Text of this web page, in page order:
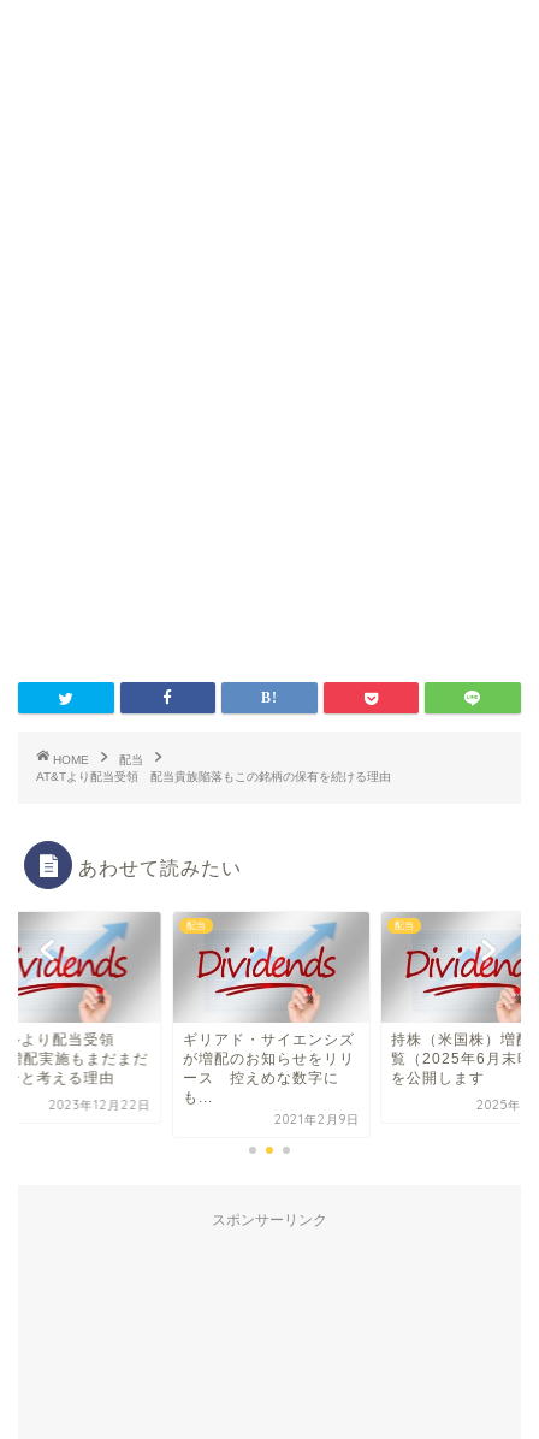
HOME
配当
AT&Tより配当受領 配当貴族陥落もこの銘柄の保有を続ける理由
あわせて読みたい
ルより配当受領
増配実施もまだまだ
分と考える理由
2023年12月22日
配当
ギリアド・サイエンシズ
が増配のお知らせをリリ
ース 控えめな数字に
も...
2021年2月9日
配当
持株（米国株）増配
覧（2025年6月末時
を公開します
2025年7
スポンサーリンク